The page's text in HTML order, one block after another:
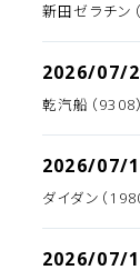
新田ゼラチン
2026/07/
乾汽船（9308
2026/07/
ダイダン（
2026/07/